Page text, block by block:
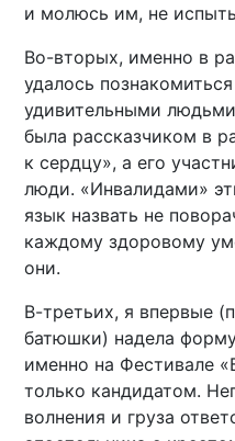
и молюсь им, не
Во-вторых, именно в
удалось
удивительными
была рассказчиком в
к сердцу», а его
люди. «Инвалидами»
язык назвать не
каждому здоровому
они.
В-третьих, я впервые
батюшки) надела
именно на Фестивале
только кандидатом.
волнения и груза